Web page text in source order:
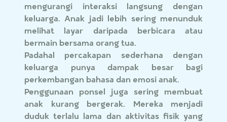
mengurangi interaksi langsung dengan
keluarga. Anak jadi lebih sering menunduk
melihat layar daripada berbicara atau
bermain bersama orang tua.
Padahal percakapan sederhana dengan
keluarga punya dampak besar bagi
perkembangan bahasa dan emosi anak.
Penggunaan ponsel juga sering membuat
anak kurang bergerak. Mereka menjadi
duduk terlalu lama dan aktivitas fisik yang